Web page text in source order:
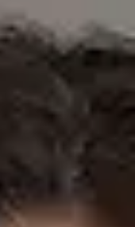
nacionales.
Global Health